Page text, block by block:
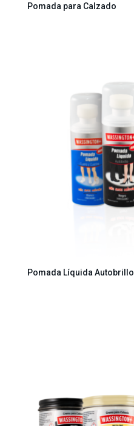
Pomada para Calzado
Pomada Líquida Autobrillo